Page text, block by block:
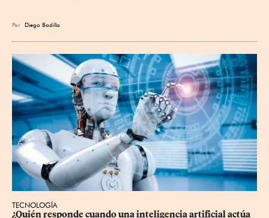
Por Diego Badillo
TECNOLOGÍA
¿Quién responde cuando una inteligencia artificial actúa